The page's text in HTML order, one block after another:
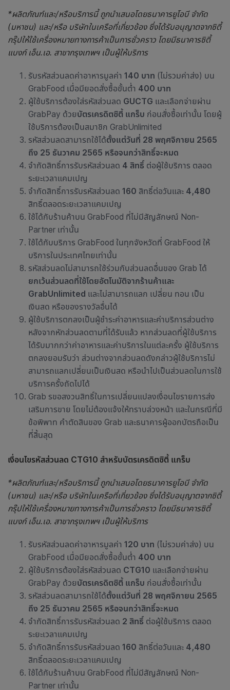
*ผลิตภัณฑ์และ/หรือบริการนี้ ถูกนำเสนอโดยธนาคารยูโอบี จำกัด
(มหาชน) และ/หรือ บริษัทในเครือที่เกี่ยวข้อง ซึ่งได้รับอนุญาตจากซิตี้
กรุ๊ปให้ใช้เครื่องหมายทางการค้าเป็นการชั่วคราว โดยมีธนาคารซิตี้
แบงก์ เอ็น.เอ. สาขากรุงเทพฯ เป็นผู้ให้บริการ
รับรหัสส่วนลดค่าอาหารมูลค่า 140 บาท (ไม่รวมค่าส่ง) บน
GrabFood เมื่อมียอดสั่งซื้อขั้นต่ำ 400 บาท
ผู้ใช้บริการต้องใส่รหัสส่วนลด GUCTG และเลือกจ่ายผ่าน
GrabPay ด้วยบัตรเครดิตซิตี้ แกร็บ ก่อนสั่งซื้อเท่านั้น โดยผู้
ใช้บริการต้องเป็นสมาชิก GrabUnlimited
รหัสส่วนลดสามารถใช้ได้ตั้งแต่วันที่ 28 พฤศจิกายน 2565
ถึง 25 ธันวาคม 2565 หรือจนกว่าสิทธิ์จะหมด
จำกัดสิทธิ์การรับรหัสส่วนลด 4 สิทธิ์ ต่อผู้ใช้บริการ ตลอด
ระยะเวลาแคมเปญ
จำกัดสิทธิ์การรับรหัสส่วนลด 160 สิทธิ์ต่อวันและ 4,480
สิทธิ์ตลอดระยะเวลาแคมเปญ
ใช้ได้กับร้านค้าบน GrabFood ที่ไม่มีสัญลักษณ์ Non-
Partner เท่านั้น
ใช้ได้กับบริการ GrabFood ในทุกจังหวัดที่ GrabFood ให้
บริการในประเทศไทยเท่านั้น
รหัสส่วนลดไม่สามารถใช้ร่วมกับส่วนลดอื่นของ Grab ได้
ยกเว้นส่วนลดที่ใช้โดยอัตโนมัติจากร้านค้าและ
GrabUnlimited และไม่สามารถแลก เปลี่ยน ทอน เป็น
เงินสด หรือของรางวัลอื่นได้
ผู้ใช้บริการตกลงเป็นผู้ชำระค่าอาหารและค่าบริการส่วนต่าง
หลังจากหักส่วนลดตามที่ได้รับแล้ว หากส่วนลดที่ผู้ใช้บริการ
ได้รับมากกว่าค่าอาหารและค่าบริการในแต่ละครั้ง ผู้ใช้บริการ
ตกลงยอมรับว่า ส่วนต่างจากส่วนลดดังกล่าวผู้ใช้บริการไม่
สามารถแลกเปลี่ยนเป็นเงินสด หรือนำไปเป็นส่วนลดในการใช้
บริการครั้งถัดไปได้
Grab รขอสงวนสิทธิ์ในการเปลี่ยนแปลงเงื่อนไขรายการส่ง
เสริมการขาย โดยไม่ต้องแจ้งให้ทราบล่วงหน้า และในกรณีที่มี
ข้อพิพาท คำตัดสินของ Grab และธนาคารผู้ออกบัตรถือเป็น
ที่สิ้นสุด
เงื่อนไขรหัสส่วนลด CTG10 สำหรับบัตรเครดิตซิตี้ แกร็บ
*ผลิตภัณฑ์และ/หรือบริการนี้ ถูกนำเสนอโดยธนาคารยูโอบี จำกัด
(มหาชน) และ/หรือ บริษัทในเครือที่เกี่ยวข้อง ซึ่งได้รับอนุญาตจากซิตี้
กรุ๊ปให้ใช้เครื่องหมายทางการค้าเป็นการชั่วคราว โดยมีธนาคารซิตี้
แบงก์ เอ็น.เอ. สาขากรุงเทพฯ เป็นผู้ให้บริการ
รับรหัสส่วนลดค่าอาหารมูลค่า 120 บาท (ไม่รวมค่าส่ง) บน
GrabFood เมื่อมียอดสั่งซื้อขั้นต่ำ 400 บาท
ผู้ใช้บริการต้องใส่รหัสส่วนลด CTG10 และเลือกจ่ายผ่าน
GrabPay ด้วยบัตรเครดิตซิตี้ แกร็บ ก่อนสั่งซื้อเท่านั้น
รหัสส่วนลดสามารถใช้ได้ตั้งแต่วันที่ 28 พฤศจิกายน 2565
ถึง 25 ธันวาคม 2565 หรือจนกว่าสิทธิ์จะหมด
จำกัดสิทธิ์การรับรหัสส่วนลด 2 สิทธิ์ ต่อผู้ใช้บริการ ตลอด
ระยะเวลาแคมเปญ
จำกัดสิทธิ์การรับรหัสส่วนลด 160 สิทธิ์ต่อวันและ 4,480
สิทธิ์ตลอดระยะเวลาแคมเปญ
ใช้ได้กับร้านค้าบน GrabFood ที่ไม่มีสัญลักษณ์ Non-
Partner เท่านั้น